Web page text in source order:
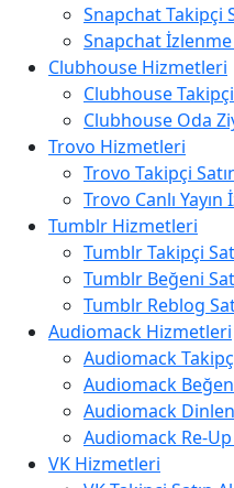
Snapchat Takipçi
Snapchat İzlenme
Clubhouse Hizmetleri
Clubhouse Takipçi
Clubhouse Oda
Trovo Hizmetleri
Trovo Takipçi
Trovo Canlı Yayın
Tumblr Hizmetleri
Tumblr Takipçi
Tumblr Beğeni
Tumblr Reblog
Audiomack Hizmetleri
Audiomack
Audiomack
Audiomack
Audiomack Re-Up
VK Hizmetleri